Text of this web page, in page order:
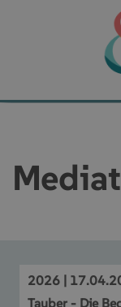
2026 |
Tauber - Die